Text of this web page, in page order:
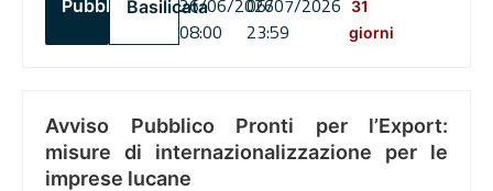
PubblicoBasilicata26/06/2026
08:00
06/07/2026
23:59
31
giorni
Avviso Pubblico Pronti per l’Export:
misure di internazionalizzazione per le
imprese lucane